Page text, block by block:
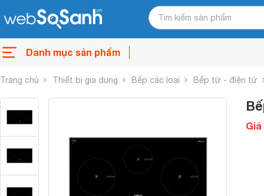
Danh mục sản phẩm
Trang chủ Thiết bị gia dụng Bếp các loại Bếp từ - điện từ
Giá